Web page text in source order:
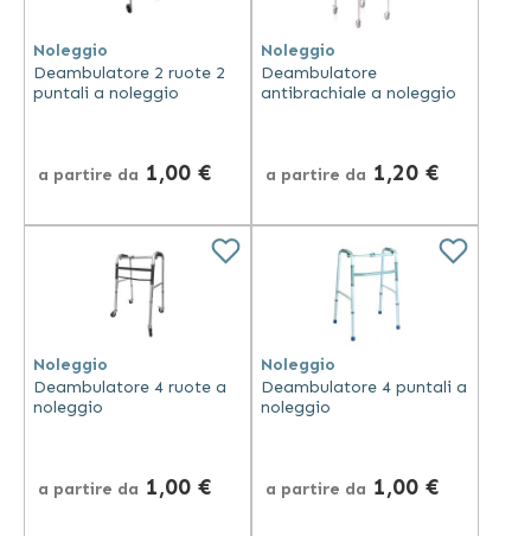
Noleggio
Deambulatore 2 ruote 2
puntali a noleggio
a partire da 1,00 €
Noleggio
Deambulatore
antibrachiale a noleggio
a partire da 1,20 €
Noleggio
Deambulatore 4 ruote a
noleggio
a partire da 1,00 €
Noleggio
Deambulatore 4 puntali a
noleggio
a partire da 1,00 €